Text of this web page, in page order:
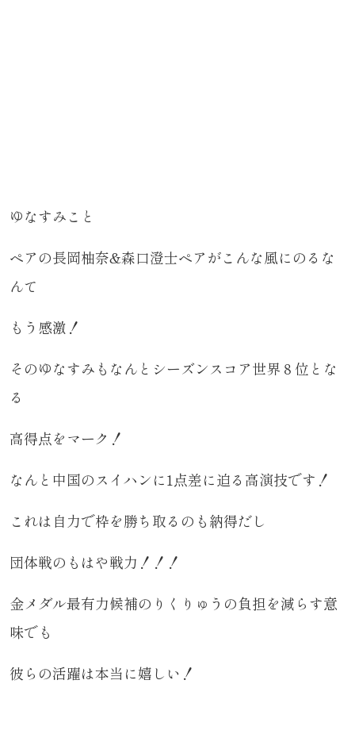
ゆなすみこと
ペアの長岡柚奈&森口澄士ペアがこんな風にのるな
んて
もう感激！
そのゆなすみもなんとシーズンスコア世界８位とな
る
高得点をマーク！
なんと中国のスイハンに1点差に迫る高演技です！
これは自力で枠を勝ち取るのも納得だし
団体戦のもはや戦力！！！
金メダル最有力候補のりくりゅうの負担を減らす意
味でも
彼らの活躍は本当に嬉しい！